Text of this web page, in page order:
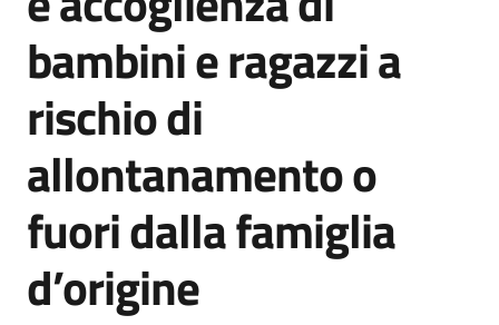
e
ricerca
Menu selezionato
Nidi
e
scuole
dell'infanzia
bambini e ragazzi a
rischio di
allontanamento o
fuori dalla famiglia
d’origine